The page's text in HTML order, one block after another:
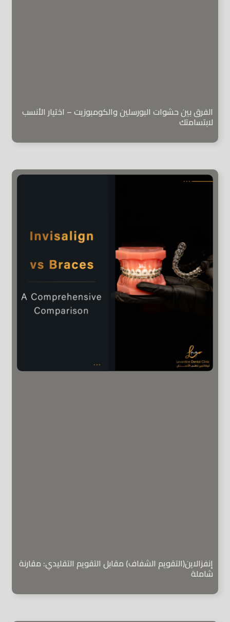
الفرق بين حشوات البورسلين والكومبوزيت – اختيار الأنسب
لابتسامتك
إنفزالاين(التقويم الشفاف) مقابل التقويم التقليدي: مقارنة
شاملة